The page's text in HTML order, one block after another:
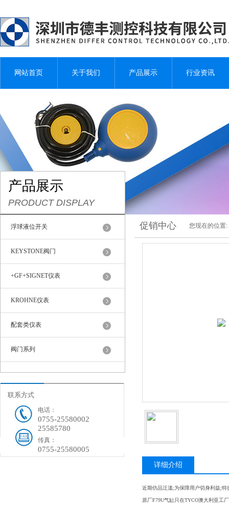
网站首页 关于我们 产品展示 行业资讯
产品展示
PRODUCT DISPLAY
浮球液位开关
KEYSTONE阀门
+GF+SIGNET仪表
KROHNE仪表
配套类仪表
阀门系列
联系方式
电话：
0755-25580002
25585780
传真：
0755-25580005
促销中心 您现在的位置:
详细介绍
近期仿品泛滥;为保障用户切身利益;
原厂F79U气缸只在TYCO澳大利亚工